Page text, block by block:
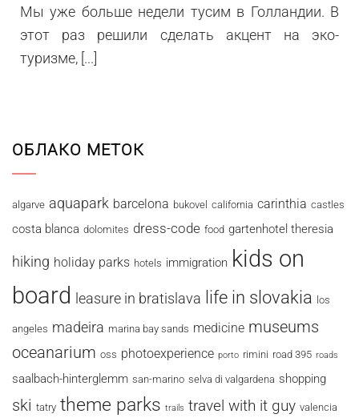
Мы уже больше недели тусим в Голландии. В
этот раз решили сделать акцент на эко-
туризме, [...]
ОБЛАКО МЕТОК
algarve aquapark barcelona bukovel california carinthia castles
costa blanca dolomites dress-code food gartenhotel theresia
hiking holiday parks hotels immigration kids on
board leasure in bratislava life in slovakia los
angeles madeira marina bay sands medicine museums
oceanarium oss photoexperience porto rimini road 395 roads
saalbach-hinterglemm san-marino selva di valgardena shopping
ski tatry theme parks trails travel with it guy valencia